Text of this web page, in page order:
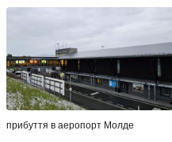
прибуття в аеропорт Молде